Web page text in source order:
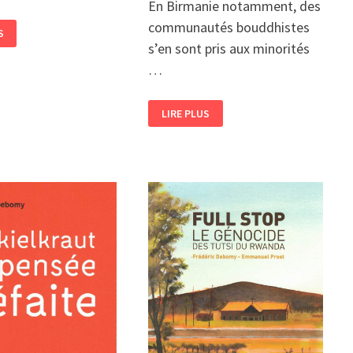
En Birmanie notamment, des
communautés bouddhistes
s’en sont pris aux minorités
…
SAN
SUU
BOUDDHISTES
LIRE PLUS